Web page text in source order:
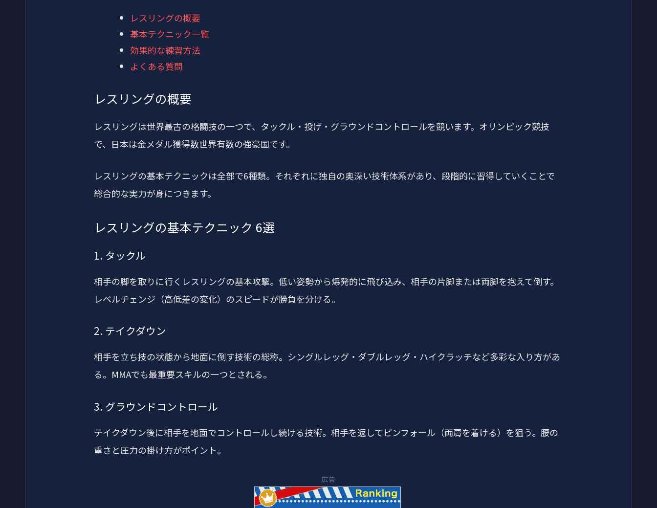
レスリングの概要
基本テクニック一覧
効果的な練習方法
よくある質問
レスリングの概要
レスリングは世界最古の格闘技の一つで、タックル・投げ・グラウンドコントロールを競います。オリンピック競技
で、日本は金メダル獲得数世界有数の強豪国です。
レスリングの基本テクニックは全部で6種類。それぞれに独自の奥深い技術体系があり、段階的に習得していくことで
総合的な実力が身につきます。
レスリングの基本テクニック 6選
1. タックル
相手の脚を取りに行くレスリングの基本攻撃。低い姿勢から爆発的に飛び込み、相手の片脚または両脚を抱えて倒す。
レベルチェンジ（高低差の変化）のスピードが勝負を分ける。
2. テイクダウン
相手を立ち技の状態から地面に倒す技術の総称。シングルレッグ・ダブルレッグ・ハイクラッチなど多彩な入り方があ
る。MMAでも最重要スキルの一つとされる。
3. グラウンドコントロール
テイクダウン後に相手を地面でコントロールし続ける技術。相手を返してピンフォール（両肩を着ける）を狙う。腰の
重さと圧力の掛け方がポイント。
広告